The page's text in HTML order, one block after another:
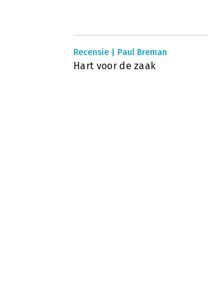
Recensie | Paul Breman
Hart voor de zaak